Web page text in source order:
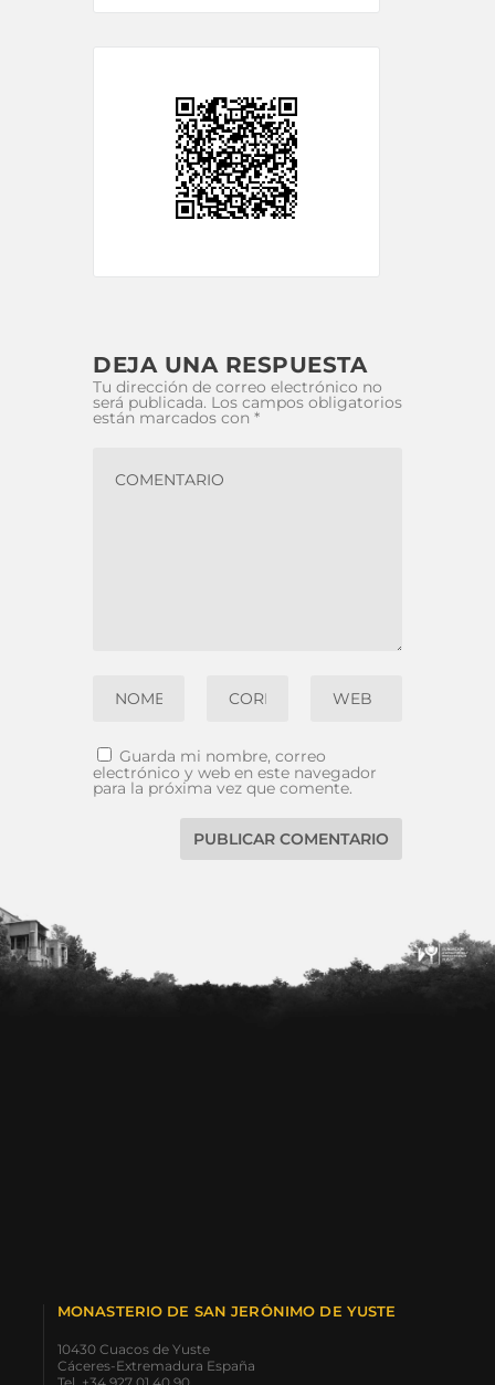
DEJA UNA RESPUESTA
Tu dirección de correo electrónico no
será publicada. Los campos obligatorios
están marcados con *
Guarda mi nombre, correo
electrónico y web en este navegador
para la próxima vez que comente.
MONASTERIO DE SAN JERÓNIMO DE YUSTE
10430 Cuacos de Yuste
Cáceres-Extremadura España